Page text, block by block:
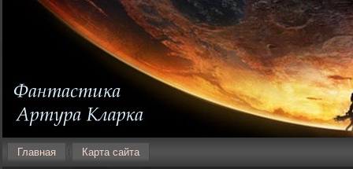
Главная Карта сайта